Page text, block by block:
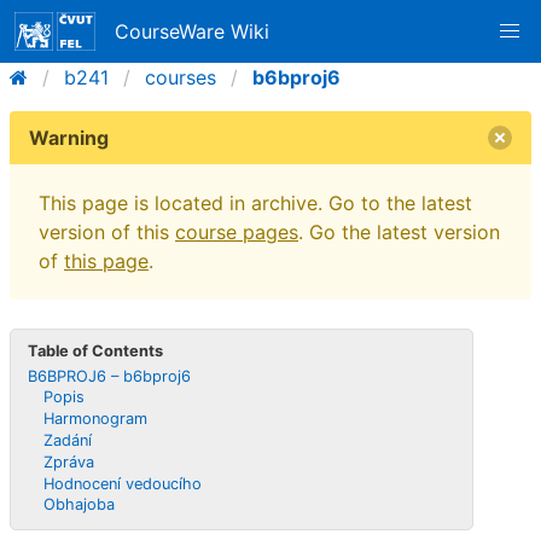
CourseWare Wiki
b241
courses b6bproj6
Warning
This page is located in archive. Go to the latest
version of this course pages. Go the latest version
of this page.
Table of Contents
B6BPROJ6 – b6bproj6
Popis
Harmonogram
Zadání
Zpráva
Hodnocení vedoucího
Obhajoba